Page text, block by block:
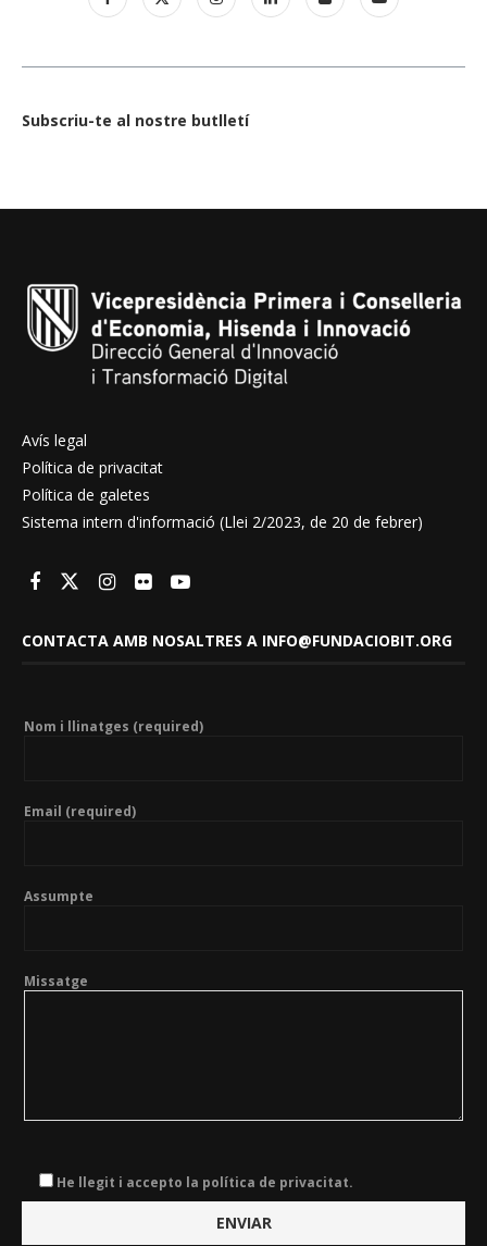
Subscriu-te al nostre butlletí
Avís legal
Política de privacitat
Política de galetes
Sistema intern d'informació (Llei 2/2023, de 20 de febrer)
CONTACTA AMB NOSALTRES A INFO@FUNDACIOBIT.ORG
Nom i llinatges (required)
Email (required)
Assumpte
Missatge
He llegit i accepto la política de privacitat.